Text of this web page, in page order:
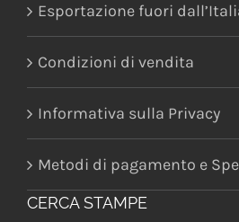
Esportazione fuori
Condizioni di vendita
Informativa sulla Privacy
Metodi di pagamento e
CERCA STAMPE